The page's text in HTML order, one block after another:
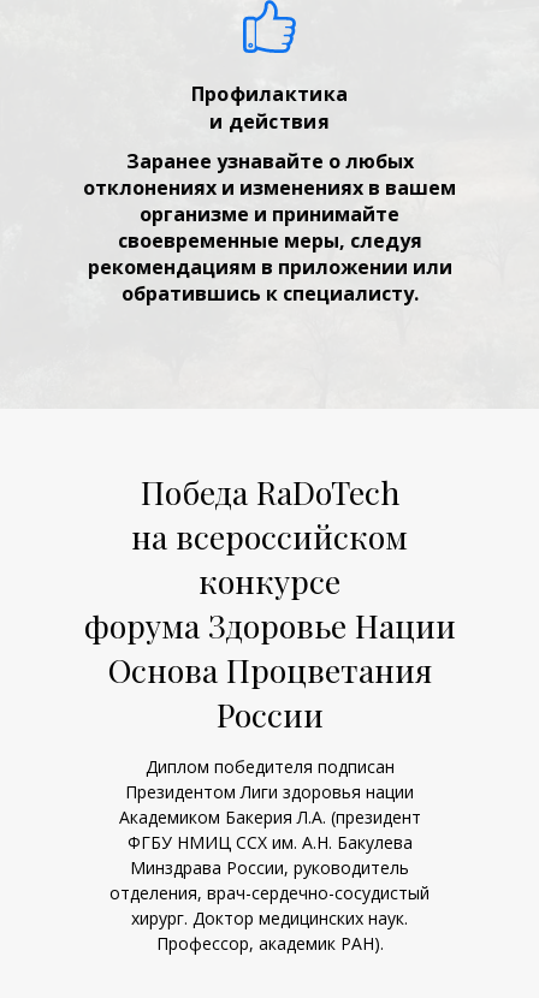
Профилактика
и действия
Заранее узнавайте о любых
отклонениях и изменениях в вашем
организме и принимайте
своевременные меры, следуя
рекомендациям в приложении или
обратившись к специалисту.
Победа RaDoTech
на всероссийском
конкурсе
форума Здоровье Нации
Основа Процветания
России
Диплом победителя подписан
Президентом Лиги здоровья нации
Академиком Бакерия Л.А. (президент
ФГБУ НМИЦ ССХ им. А.Н. Бакулева
Минздрава России, руководитель
отделения, врач-сердечно-сосудистый
хирург. Доктор медицинских наук.
Профессор, академик РАН).